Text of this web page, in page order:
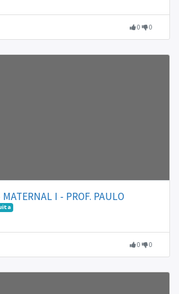
0 0
I - PROF. PAULO
0 0